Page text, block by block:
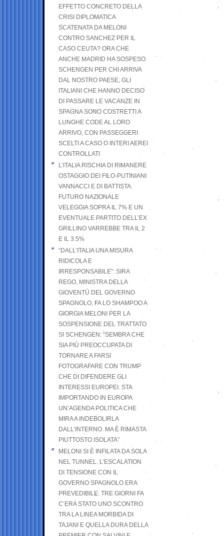
EFFETTO CONCRETO DELLA
CRISI DIPLOMATICA
SCATENATA DA MELONI
CONTRO SANCHEZ PER IL
CASO CEUTA? ORA CHE
ANCHE MADRID HA SOSPESO
SCHENGEN PER CHI ARRIVA
DAL NOSTRO PAESE, GLI
ITALIANI CHE HANNO DECISO
DI PASSARE LE VACANZE IN
SPAGNA SONO COSTRETTI A
LUNGHE CODE AL LORO
ARRIVO, CON PASSEGGERI
SCELTI A CASO O INTERI AEREI
CONTROLLATI
L’ITALIA RISCHIA DI RIMANERE
OSTAGGIO DEI FILO-PUTINIANI
VANNACCI E DI BATTISTA.
FUTURO NAZIONALE
VELEGGIA SOPRA IL 7% E UN
EVENTUALE PARTITO DELL’EX
GRILLINO VARREBBE TRA IL 2
E IL 3.5%
“DALL’ITALIA UNA MISURA
RIDICOLA E
IRRESPONSABILE”: SIRA
REGO, MINISTRA DELLA
GIOVENTÙ DEL GOVERNO
SPAGNOLO, FA LO SHAMPOO A
GIORGIA MELONI PER LA
SOSPENSIONE DEL TRATTATO
SI SCHENGEN: “SEMBRA CHE
SIA PIÙ PREOCCUPATA DI
TORNARE A FARSI
FOTOGRAFARE CON TRUMP
CHE DI DIFENDERE GLI
INTERESSI EUROPEI. STA
IMPORTANDO IN EUROPA
UN’AGENDA POLITICA CHE
MIRA A INDEBOLIRLA
DALL’INTERNO. MA È RIMASTA
PIUTTOSTO ISOLATA”
MELONI SI È INFILATA DA SOLA
NEL TUNNEL. L’ESCALATION
DI TENSIONE CON IL
GOVERNO SPAGNOLO ERA
PREVEDIBILE: TRE GIORNI FA
C’ERA STATO UNO SCONTRO
TRA LA LINEA MORBIDA DI
TAJANI E QUELLA DURA DELLA